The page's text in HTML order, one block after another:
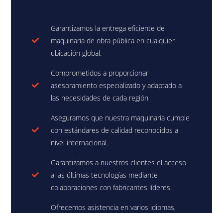
Garantizamos la entrega eficiente de
maquinaria de obra pública en cualquier
ubicación global.
Comprometidos a proporcionar
asesoramiento especializado y adaptado a
las necesidades de cada región
Aseguramos que nuestra maquinaria cumple
con estándares de calidad reconocidos a
nivel internacional.
Garantizamos a nuestros clientes el acceso
a las últimas tecnologías mediante
colaboraciones con fabricantes líderes.
Ofrecemos asistencia en varios idiomas,